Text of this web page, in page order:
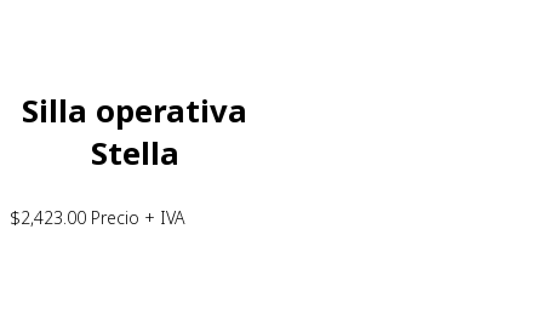
Silla operativa
Stella
$2,423.00 Precio + IVA